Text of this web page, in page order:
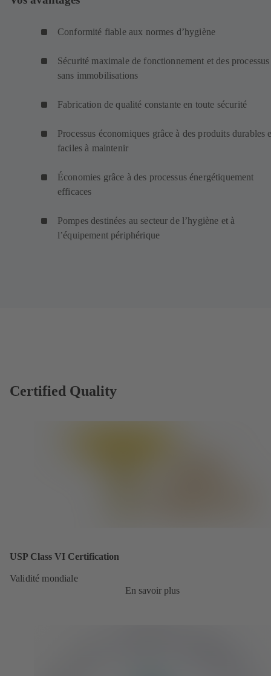
Conformité fiable aux normes d’hygiène
Sécurité maximale de fonctionnement et des processus
sans immobilisations
Fabrication de qualité constante en toute sécurité
Processus économiques grâce à des produits durables
faciles à maintenir
Économies grâce à des processus énergétiquement
efficaces
Pompes destinées au secteur de l’hygiène et à
l’équipement périphérique
Certified Quality
USP Class VI Certification
Validité mondiale
En savoir plus